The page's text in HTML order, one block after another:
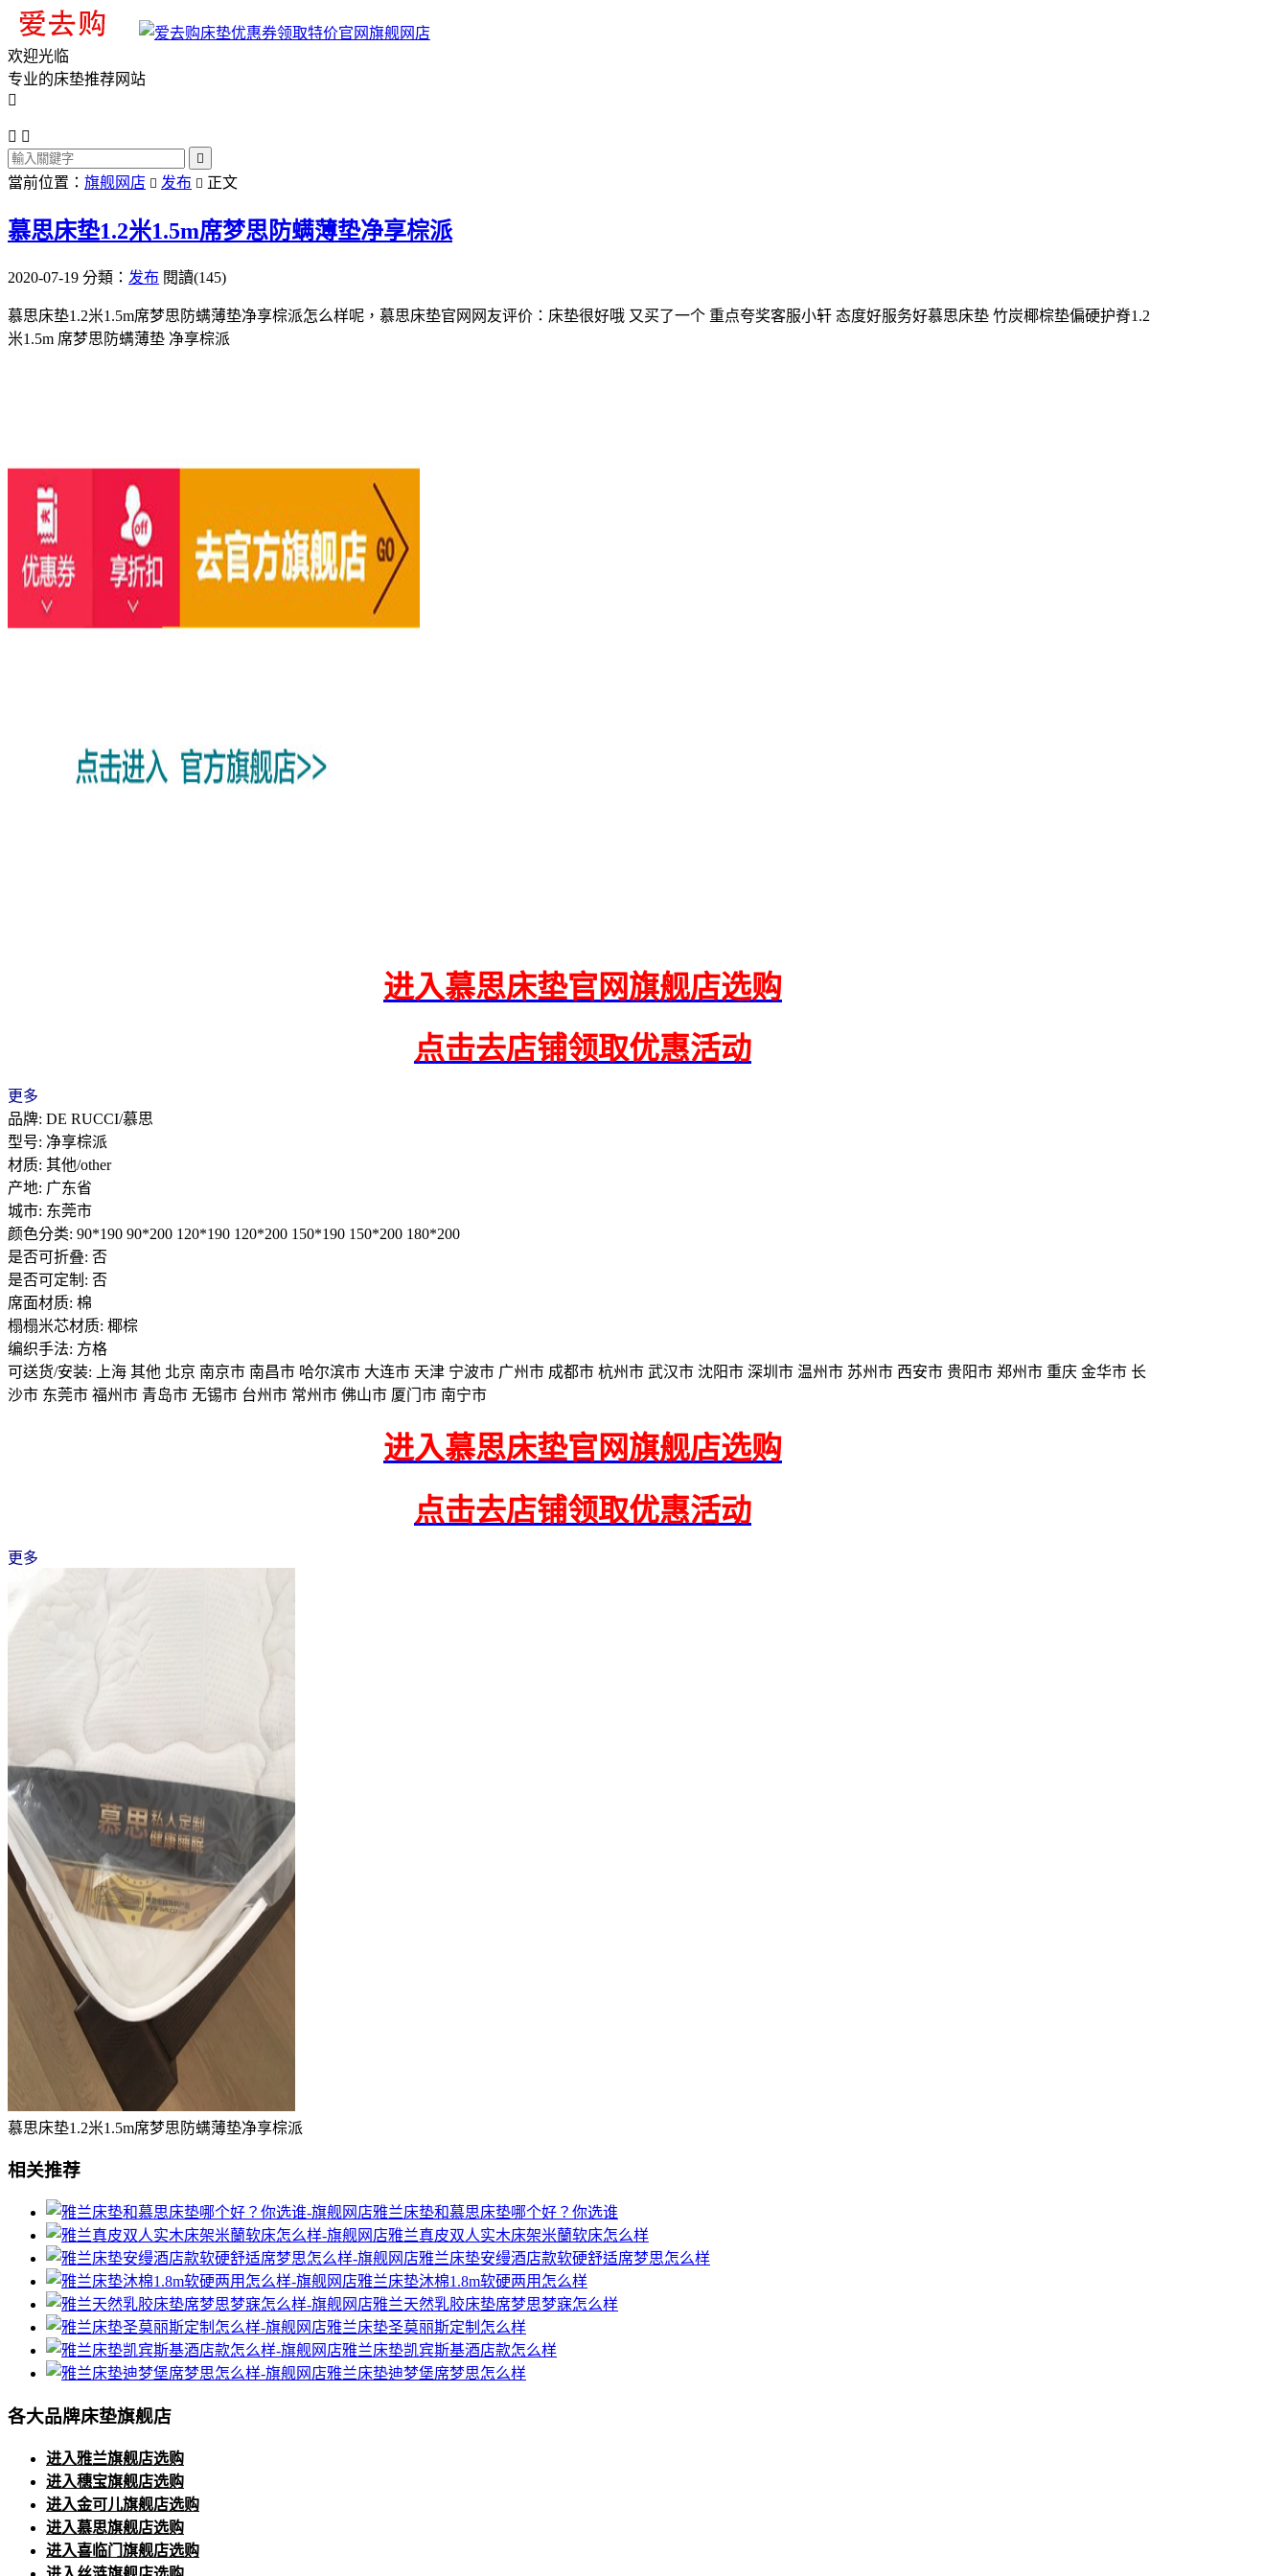
旗舰网店
欢迎光临
专业的床垫推荐网站

 

當前位置： 旗舰网店  发布  正文
慕思床垫1.2米1.5m席梦思防螨薄垫净享棕派
2020-07-19 分類： 发布 閱讀(145)
慕思床垫1.2米1.5m席梦思防螨薄垫净享棕派怎么样呢，慕思床垫官网网友评价：床垫很好哦 又买了一个 重点夸奖客服小轩 态度好服务好慕思床垫 竹炭椰棕垫偏硬护脊1.2
米1.5m 席梦思防螨薄垫 净享棕派
进入慕思床垫官网旗舰店选购
点击去店铺领取优惠活动
更多
品牌: DE RUCCI/慕思
型号: 净享棕派
材质: 其他/other
产地: 广东省
城市: 东莞市
颜色分类: 90*190 90*200 120*190 120*200 150*190 150*200 180*200
是否可折叠: 否
是否可定制: 否
席面材质: 棉
榻榻米芯材质: 椰棕
编织手法: 方格
可送货/安装: 上海 其他 北京 南京市 南昌市 哈尔滨市 大连市 天津 宁波市 广州市 成都市 杭州市 武汉市 沈阳市 深圳市 温州市 苏州市 西安市 贵阳市 郑州市 重庆 金华市 长
沙市 东莞市 福州市 青岛市 无锡市 台州市 常州市 佛山市 厦门市 南宁市
进入慕思床垫官网旗舰店选购
点击去店铺领取优惠活动
更多
慕思床垫1.2米1.5m席梦思防螨薄垫净享棕派
相关推荐
雅兰床垫和慕思床垫哪个好？你选谁
雅兰真皮双人实木床架米蘭软床怎么样
雅兰床垫安缦酒店款软硬舒适席梦思怎么样
雅兰床垫沐棉1.8m软硬两用怎么样
雅兰天然乳胶床垫席梦思梦寐怎么样
雅兰床垫圣莫丽斯定制怎么样
雅兰床垫凯宾斯基酒店款怎么样
雅兰床垫迪梦堡席梦思怎么样
各大品牌床垫旗舰店
进入雅兰旗舰店选购
进入穗宝旗舰店选购
进入金可儿旗舰店选购
进入慕思旗舰店选购
进入喜临门旗舰店选购